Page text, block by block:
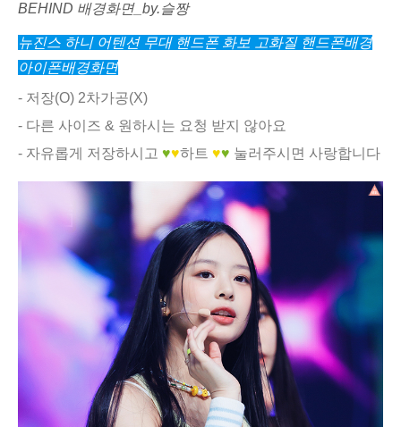
BEHIND 배경화면_by.슬짱​
뉴진스 하니 어텐션 무대 핸드폰 화보 고화질 핸드폰배경
아이폰배경화면
- 저장(O) 2차가공(X)
- 다른 사이즈 & 원하시는 요청 받지 않아요
- 자유롭게 저장하시고 ♥♥하트 ♥♥ 눌러주시면 사랑합니다